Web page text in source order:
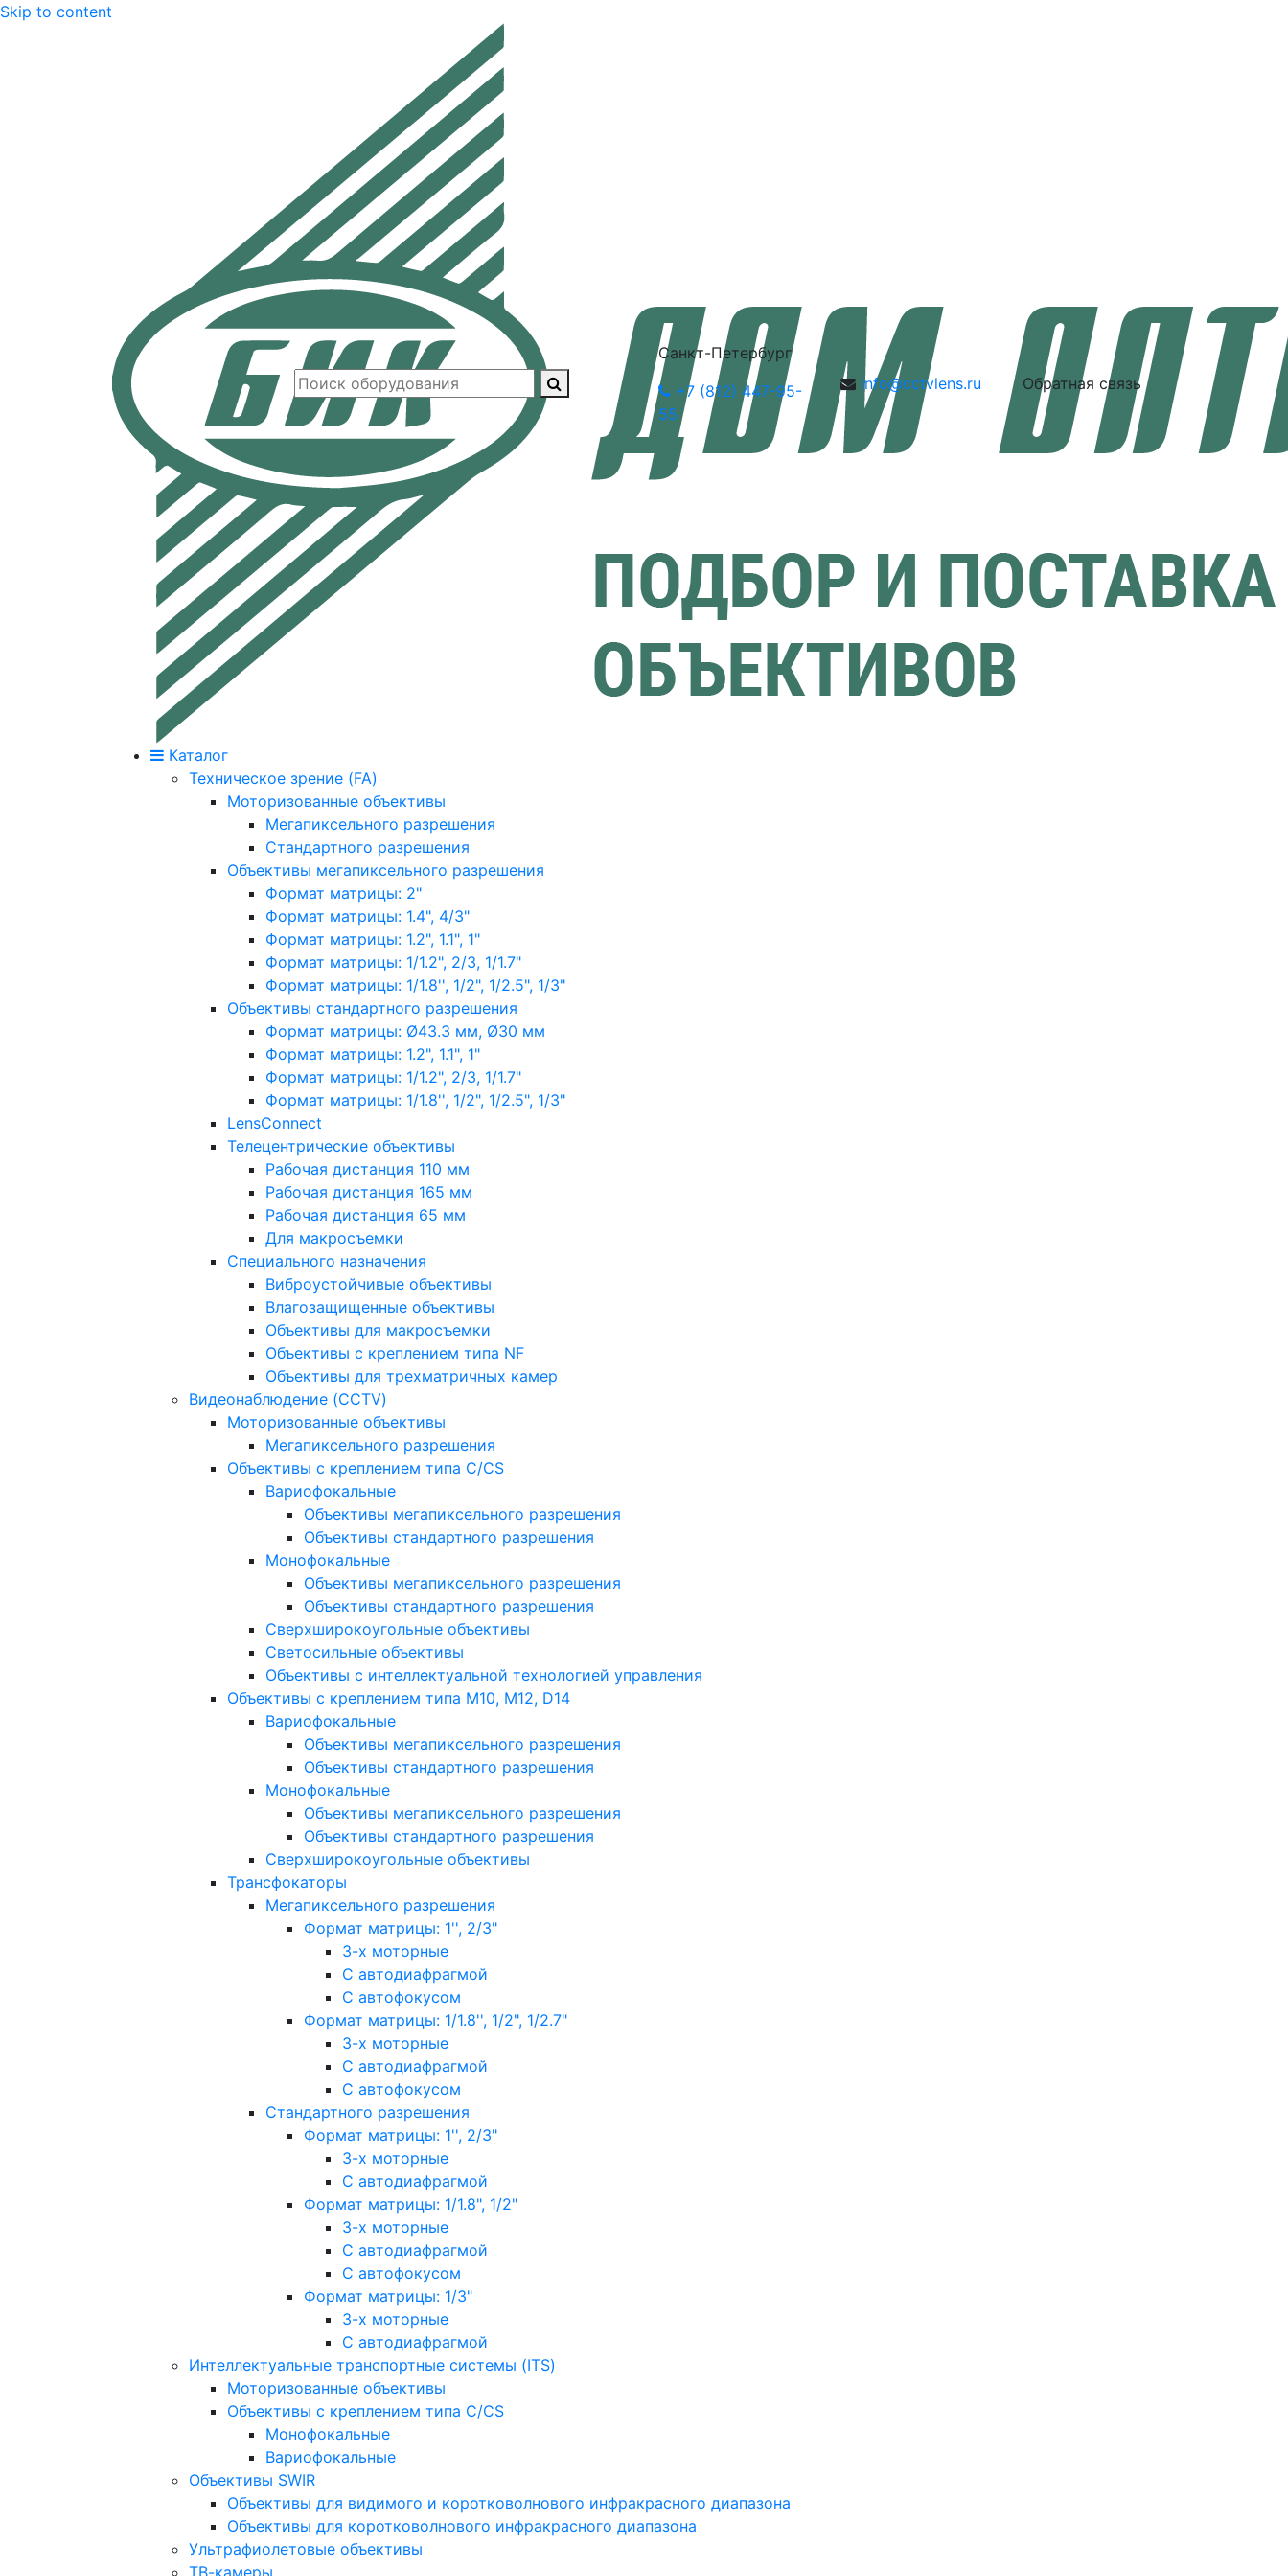
Skip to content
Санкт-Петербург
+7 (812) 447-95-
55
info@cctvlens.ru Обратная связь
Каталог
Техническое зрение (FA)
Моторизованные объективы
Мегапиксельного разрешения
Стандартного разрешения
Объективы мегапиксельного разрешения
Формат матрицы: 2"
Формат матрицы: 1.4", 4/3"
Формат матрицы: 1.2", 1.1", 1"
Формат матрицы: 1/1.2", 2/3, 1/1.7"
Формат матрицы: 1/1.8'', 1/2", 1/2.5", 1/3"
Объективы стандартного разрешения
Формат матрицы: Ø43.3 мм, Ø30 мм
Формат матрицы: 1.2", 1.1", 1"
Формат матрицы: 1/1.2", 2/3, 1/1.7"
Формат матрицы: 1/1.8'', 1/2", 1/2.5", 1/3"
LensConnect
Телецентрические объективы
Рабочая дистанция 110 мм
Рабочая дистанция 165 мм
Рабочая дистанция 65 мм
Для макросъемки
Специального назначения
Виброустойчивые объективы
Влагозащищенные объективы
Объективы для макросъемки
Объективы с креплением типа NF
Объективы для трехматричных камер
Видеонаблюдение (CCTV)
Моторизованные объективы
Мегапиксельного разрешения
Объективы с креплением типа C/CS
Вариофокальные
Объективы мегапиксельного разрешения
Объективы стандартного разрешения
Монофокальные
Объективы мегапиксельного разрешения
Объективы стандартного разрешения
Сверхширокоугольные объективы
Светосильные объективы
Объективы с интеллектуальной технологией управления
Объективы с креплением типа M10, M12, D14
Вариофокальные
Объективы мегапиксельного разрешения
Объективы стандартного разрешения
Монофокальные
Объективы мегапиксельного разрешения
Объективы стандартного разрешения
Сверхширокоугольные объективы
Трансфокаторы
Мегапиксельного разрешения
Формат матрицы: 1'', 2/3"
3-х моторные
С автодиафрагмой
С автофокусом
Формат матрицы: 1/1.8'', 1/2", 1/2.7"
3-х моторные
С автодиафрагмой
С автофокусом
Стандартного разрешения
Формат матрицы: 1'', 2/3"
3-х моторные
С автодиафрагмой
Формат матрицы: 1/1.8", 1/2"
3-х моторные
С автодиафрагмой
С автофокусом
Формат матрицы: 1/3"
3-х моторные
С автодиафрагмой
Интеллектуальные транспортные системы (ITS)
Моторизованные объективы
Объективы с креплением типа C/CS
Монофокальные
Вариофокальные
Объективы SWIR
Объективы для видимого и коротковолнового инфракрасного диапазона
Объективы для коротковолнового инфракрасного диапазона
Ультрафиолетовые объективы
ТВ-камеры